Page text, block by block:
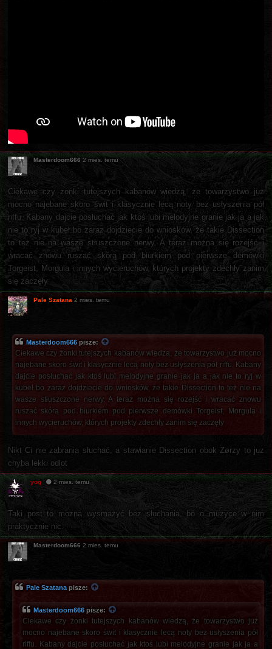
Masterdoom666 2 mies. temu
Ciekawe czy żonki tutejszych kabanów wiedzą, że towarzystwo już
mocno najebane skoro świt i klasycznie lecą noty bez usłyszenia pół
riffu. Kabany dajcie posłuchać jak ktoś lubi melodyjne granie jak ja a jak
nie to ryj w kubeł bo zaraz dojdziecie do wniosków, że takie Dissection
to też nie na wasze stłuszczone nerwy. A teraz można się rozejść i
wracać znowu ruszać skórą pod biurkiem pod pierwsze demówki
Torgeist, Morgula i innych wycieruchów, których projekty zdechły zanim
się zaczęły
Pale Szatana 2 mies. temu
Masterdoom666 pisze:
Ciekawe czy żonki tutejszych kabanów wiedzą, że towarzystwo już mocno
najebane skoro świt i klasycznie lecą noty bez usłyszenia pół riffu. Kabany
dajcie posłuchać jak ktoś lubi melodyjne granie jak ja a jak nie to ryj w
kubeł bo zaraz dojdziecie do wniosków, że takie Dissection to też nie na
wasze stłuszczone nerwy. A teraz można się rozejść i wracać znowu
ruszać skórą pod biurkiem pod pierwsze demówki Torgeist, Morgula i
innych wycieruchów, których projekty zdechły zanim się zaczęły
Nikt Ci nie zabrania słuchać, a stawianie Dissection obok Zørzy to juz
chyba lekki odlot
yog 2 mies. temu
Taki post to można wysmażyć bez słuchania, bo o muzyce w nim
praktycznie nic.
Masterdoom666 2 mies. temu
Pale Szatana pisze:
Masterdoom666 pisze:
Ciekawe czy żonki tutejszych kabanów wiedzą, że towarzystwo już
mocno najebane skoro świt i klasycznie lecą noty bez usłyszenia pół
riffu. Kabany dajcie posłuchać jak ktoś lubi melodyjne granie jak ja a